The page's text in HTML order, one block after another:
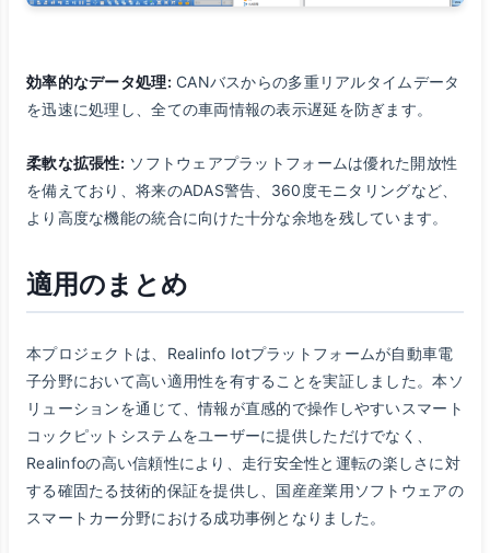
効率的なデータ処理: CANバスからの多重リアルタイムデータ
を迅速に処理し、全ての車両情報の表示遅延を防ぎます。
柔軟な拡張性: ソフトウェアプラットフォームは優れた開放性
を備えており、将来のADAS警告、360度モニタリングなど、
より高度な機能の統合に向けた十分な余地を残しています。
適用のまとめ
本プロジェクトは、Realinfo Iotプラットフォームが自動車電
子分野において高い適用性を有することを実証しました。本ソ
リューションを通じて、情報が直感的で操作しやすいスマート
コックピットシステムをユーザーに提供しただけでなく、
Realinfoの高い信頼性により、走行安全性と運転の楽しさに対
する確固たる技術的保証を提供し、国産産業用ソフトウェアの
スマートカー分野における成功事例となりました。